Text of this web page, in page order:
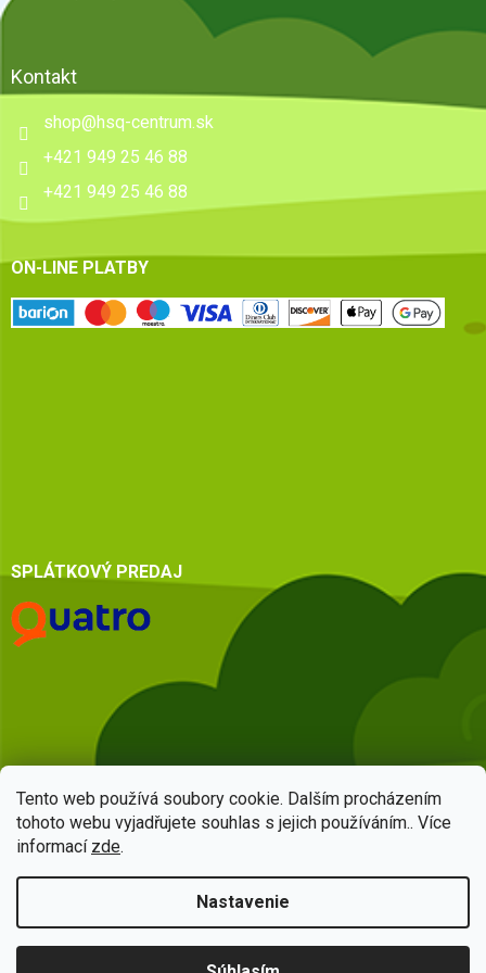
Tento web používá soubory cookie. Dalším procházením
tohoto webu vyjadřujete souhlas s jejich používáním.. Více
informací zde.
Nastavenie
Kontakt
shop@hsq-centrum.sk
+421 949 25 46 88
+421 949 25 46 88
ON-LINE PLATBY
SPLÁTKOVÝ PREDAJ
Copyright 2026HSQ centrum. Všetky práva vyhradené.Upraviť